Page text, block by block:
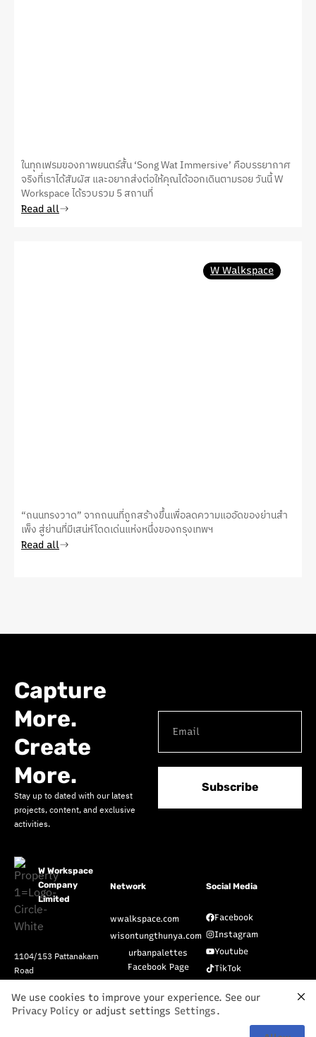
ในทุกเฟรมของภาพยนตร์สั้น ‘Song Wat Immersive’ คือบรรยากาศ
จริงที่เราได้สัมผัส และอยากส่งต่อให้คุณได้ออกเดินตามรอย วันนี้ W
Workspace ได้รวบรวม 5 สถานที่
Read all
W Walkspace
“ถนนทรงวาด” จากถนนที่ถูกสร้างขึ้นเพื่อลดความแออัดของย่านสำ
เพ็ง สู่ย่านที่มีเสน่ห์โดดเด่นแห่งหนึ่งของกรุงเทพฯ
Read all
Capture
More.
Create
More.
Stay up to dated with our latest
projects, content, and exclusive
activities.
Subscribe
W Workspace
Company
Limited
1104/153 Pattanakarn
Road
Bangkok • Thailand
10250
Network
wwalkspace.com
wisontungthunya.com
urbanpalettes
Facebook Page
Social Media
Facebook
Instagram
Youtube
TikTok
We use cookies to improve your experience. See our
Privacy Policy or adjust settings Settings.